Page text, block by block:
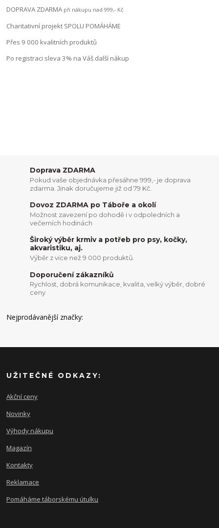
DOPRAVA ZDARMA při nákupu nad 999,- Kč
Charitativní projekt SPOLU POMÁHÁME
Přes 9 000 kvalitních produktů
Po registraci sleva 3% na Váš další nákup
Doprava ZDARMA
Pokud vaše objednávka přesáhne 999,- je doprava
zdarma. Jinak doručujeme již od 79 Kč.
Dovoz ZDARMA po Táboře a okolí
Možnost zavezení po dohodě i v odpoledních a
večerních hodinách
Široký výběr krmiv a potřeb pro psy, kočky,
akvaristiku, aj.
Výběr z vice než 9 000 produktů.
Doporučení zákazníků
Rychlost, dobrá komunikace, kvalita, velký výběr, dobré
ceny
Nejprodávanější značky:
UŽITEČNÉ ODKAZY:
Akční ceny
Novinky
Výhody nákupu
Magazín
Kontakty
Reklamace
Pomáháme táborskému útulku